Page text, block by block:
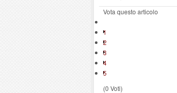
Vota questo articolo
1
2
3
4
5
(0 Voti)